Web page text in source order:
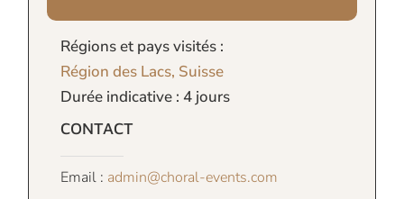
Régions et pays visités :
Région des Lacs, Suisse
Durée indicative : 4 jours
CONTACT
Email : admin@choral-events.com